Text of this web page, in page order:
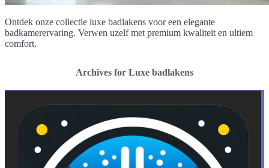
Ontdek onze collectie luxe badlakens voor een elegante
badkamerervaring. Verwen uzelf met premium kwaliteit en ultiem
comfort.
Archives for Luxe badlakens